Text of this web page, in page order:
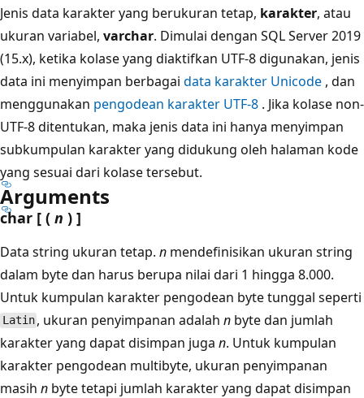
Jenis data karakter yang berukuran tetap, karakter, atau
ukuran variabel, varchar. Dimulai dengan SQL Server 2019
(15.x), ketika kolase yang diaktifkan UTF-8 digunakan, jenis
data ini menyimpan berbagai data karakter Unicode , dan
menggunakan pengodean karakter UTF-8 . Jika kolase non-
UTF-8 ditentukan, maka jenis data ini hanya menyimpan
subkumpulan karakter yang didukung oleh halaman kode
yang sesuai dari kolase tersebut.
Arguments
char [ ( n ) ]
Data string ukuran tetap. n mendefinisikan ukuran string
dalam byte dan harus berupa nilai dari 1 hingga 8.000.
Untuk kumpulan karakter pengodean byte tunggal seperti
Latin , ukuran penyimpanan adalahn byte dan jumlah
karakter yang dapat disimpan juga n. Untuk kumpulan
karakter pengodean multibyte, ukuran penyimpanan
masih n byte tetapi jumlah karakter yang dapat disimpan